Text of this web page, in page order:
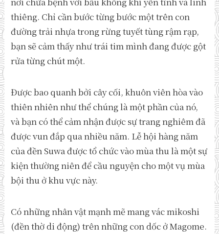
thiêng. Chỉ cần bước từng bước một trên con
đường trải nhựa trong rừng tuyết tùng rậm rạp,
bạn sẽ cảm thấy như trái tim mình đang được gột
rửa từng chút một.
Được bao quanh bởi cây cối, khuôn viên hòa vào
thiên nhiên như thể chúng là một phần của nó,
và bạn có thể cảm nhận được sự trang nghiêm đã
được vun đắp qua nhiều năm. Lễ hội hàng năm
của đền Suwa được tổ chức vào mùa thu là một sự
kiện thường niên để cầu nguyện cho một vụ mùa
bội thu ở khu vực này.
Có những nhân vật mạnh mẽ mang vác mikoshi
(đền thờ di động) trên những con dốc ở Magome.